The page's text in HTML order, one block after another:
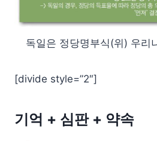
독일은 정당명부식(위) 우리
[divide style=”2″]
기억 + 심판 + 약속